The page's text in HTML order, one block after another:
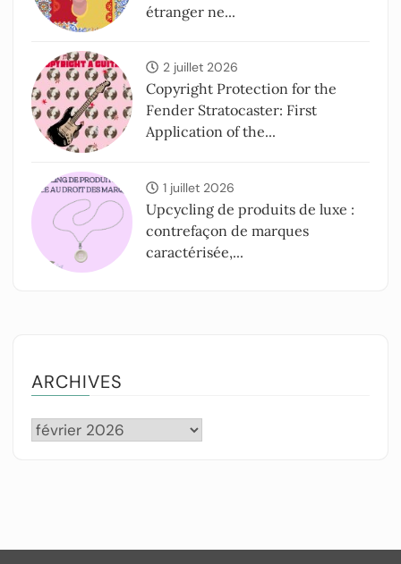
étranger ne...
2 juillet 2026
Copyright Protection for the
Fender Stratocaster: First
Application of the...
1 juillet 2026
Upcycling de produits de luxe :
contrefaçon de marques
caractérisée,...
ARCHIVES